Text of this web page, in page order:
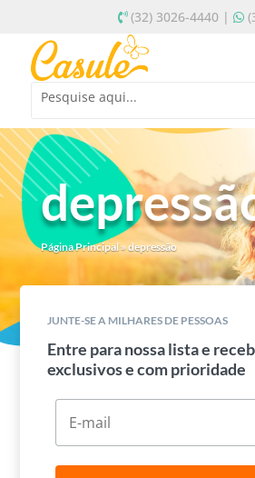
(32) 3026-4440 |
Página Principal» depressão
JUNTE-SE A MILHARES DE PESSOAS
Entre para nossa lista e
exclusivos e com prioridade